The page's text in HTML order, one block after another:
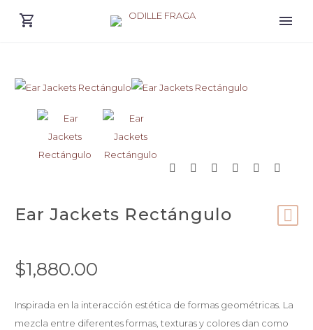
Ear Jackets Rectángulo
$1,880.00
Inspirada en la interacción estética de formas geométricas. La
mezcla entre diferentes formas, texturas y colores dan como